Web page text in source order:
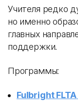
Учителя редко
но именно
главных
поддержки.
Программы:
Fulbright FLTA